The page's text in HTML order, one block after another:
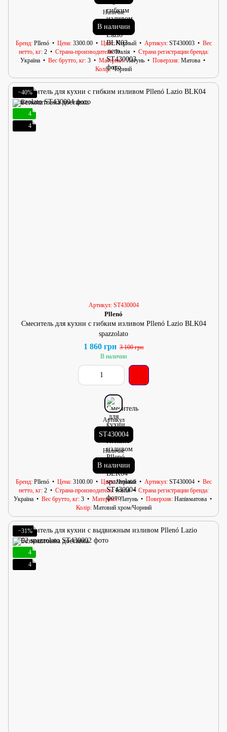
Наличие
В наличии
Бренд Pllenó Цена 3300.00 Цвет Черный Артикул ST430003
Вес
нетто, кг 2 Страна-производитель Італія
Страна регистрации бренда
Україна
Вес брутто, кг 3 Материал Латунь Поверхня Матова
Колір Чорний
−40%
4
4
Артикул: ST430004
Pllenó
Смеситель для кухни с гибким изливом Pllenó Lazio BLK04
spazzolato
1 860 грн 3 100 грн
В наличии
Артикул
ST430004
Наличие
В наличии
Бренд Pllenó Цена 3100.00 Цвет Черный Артикул ST430004
Вес
нетто, кг 2 Страна-производитель Італія
Страна регистрации бренда
Україна
Вес брутто, кг 3 Материал Латунь Поверхня Напівматова
Колір Матовий хром/Чорний
−31%
4
4